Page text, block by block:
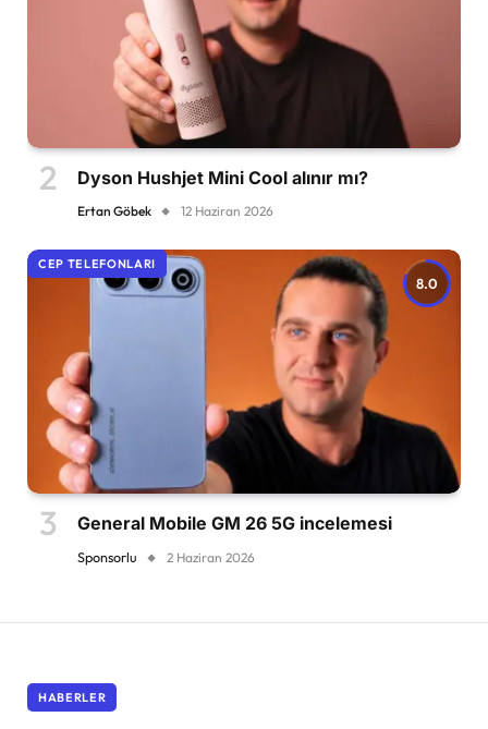
Dyson Hushjet Mini Cool alınır mı?
Ertan Göbek 12 Haziran 2026
8.0
CEP TELEFONLARI
General Mobile GM 26 5G incelemesi
Sponsorlu 2 Haziran 2026
HABERLER